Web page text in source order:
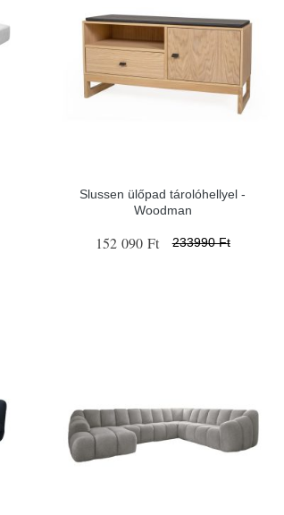
Slussen ülőpad tárolóhellyel -
Woodman
152 090 Ft 233990 Ft